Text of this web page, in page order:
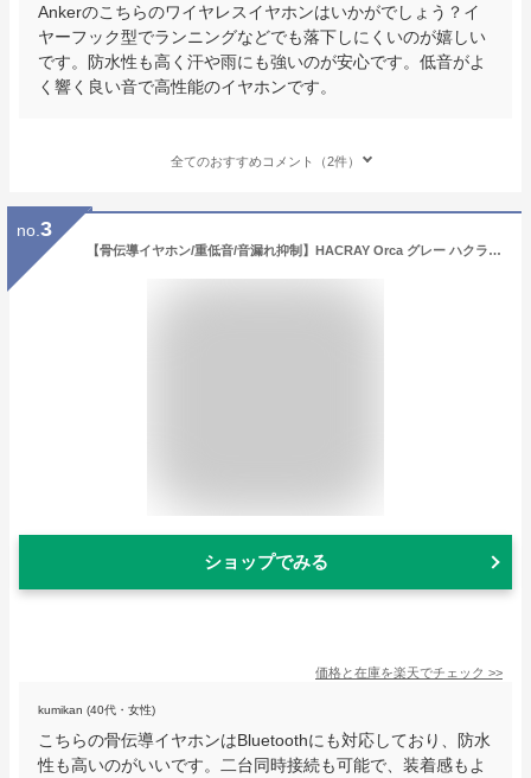
Ankerのこちらのワイヤレスイヤホンはいかがでしょう？イ
ヤーフック型でランニングなどでも落下しにくいのが嬉しい
です。防水性も高く汗や雨にも強いのが安心です。低音がよ
く響く良い音で高性能のイヤホンです。
全てのおすすめコメント（2件）
no. 3
【骨伝導イヤホン/重低音/音漏れ抑制】HACRAY Orca グレー ハクライ ワイヤレスイヤホン Bluetooth イヤホン ワイヤレス ブルートゥース 骨伝導 マイク付き 通話 テレワーク 2台同時接続 防水
ショップでみる
価格と在庫を楽天でチェック >>
kumikan (40代・女性)
こちらの骨伝導イヤホンはBluetoothにも対応しており、防水
性も高いのがいいです。二台同時接続も可能で、装着感もよ